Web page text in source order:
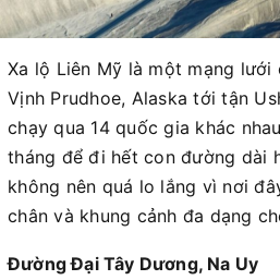
Xa lộ Liên Mỹ là một mạng
Vịnh Prudhoe, Alaska tới tận
chạy qua 14 quốc gia khác
tháng để đi hết con đường dài
không nên quá lo lắng vì nơi
chân và khung cảnh đa dạng
Đường Đại Tây Dương, Na Uy